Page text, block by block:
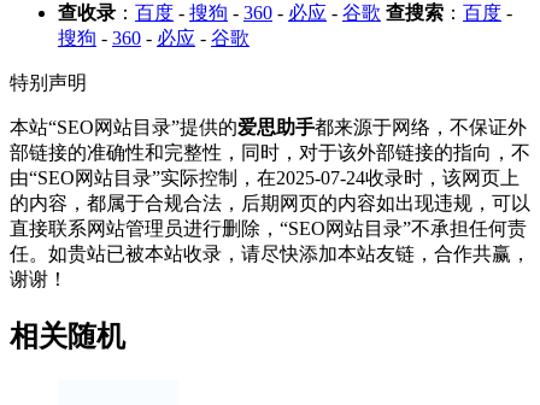
查收录 ： 百度 - 搜狗 - 360 - 必应 - 谷歌 查搜索 ： 百度 -
搜狗 - 360 - 必应 - 谷歌
特别声明
本站“SEO网站目录”提供的爱思助手都来源于网络，不保证外
部链接的准确性和完整性，同时，对于该外部链接的指向，不
由“SEO网站目录”实际控制，在2025-07-24收录时，该网页上
的内容，都属于合规合法，后期网页的内容如出现违规，可以
直接联系网站管理员进行删除，“SEO网站目录”不承担任何责
任。如贵站已被本站收录，请尽快添加本站友链，合作共赢，
谢谢！
相关随机